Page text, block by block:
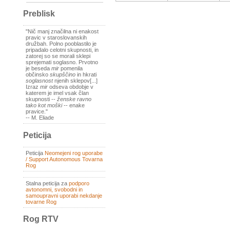
Preblisk
"Nič manj značilna ni enakost
pravic v staroslovanskih
družbah. Polno pooblastilo je
pripadalo celotni skupnosti, in
zatorej so se morali sklepi
sprejemati soglasno. Prvotno
je beseda mir pomenila
občinsko skupščino in hkrati
soglasnostnjenih sklepov[...]
Izraz mir odseva obdobje v
katerem je imel vsak član
skupnosti -- ženske ravno
tako kot moški-- enake
pravice."
-- M. Eliade
Peticija
Peticija Neomejeni rog uporabe
/ Support Autonomous Tovarna
Rog
Stalna peticija za podporo
avtonomni, svobodni in
samoupravni uporabi nekdanje
tovarne Rog
Rog RTV